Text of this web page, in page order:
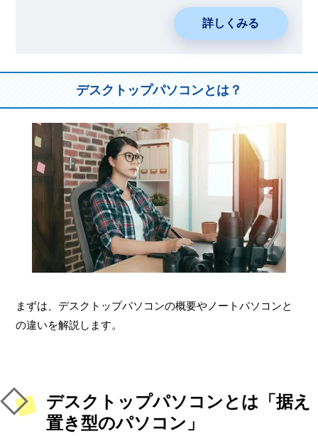
詳しくみる
デスクトップパソコンとは？
まずは、デスクトップパソコンの概要やノートパソコンと
の違いを解説します。
デスクトップパソコンとは「据え
置き型のパソコン」